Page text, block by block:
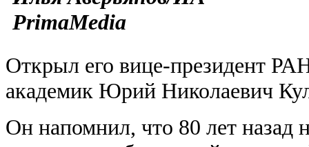
Открыл его вице-президент
академик Юрий Николаевич
Он напомнил, что 80 лет назад